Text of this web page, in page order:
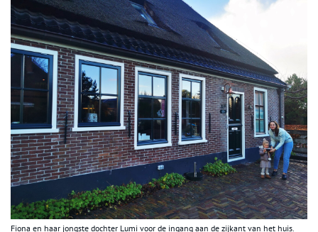
Fiona en haar jongste dochter Lumi voor de ingang aan de zijkant van het huis.